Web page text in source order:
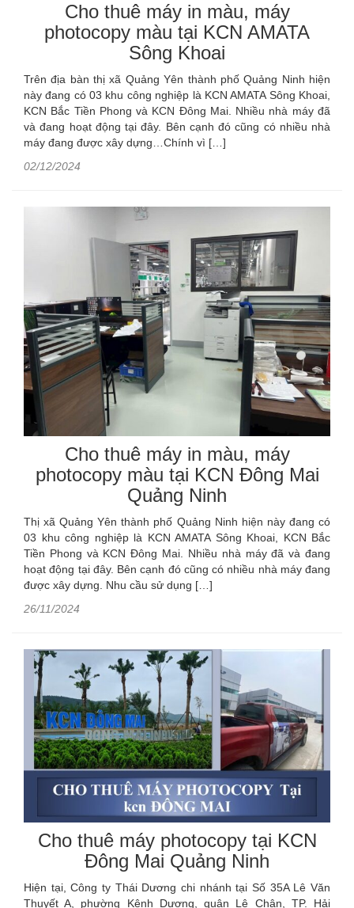
Cho thuê máy in màu, máy
photocopy màu tại KCN AMATA
Sông Khoai
Trên địa bàn thị xã Quảng Yên thành phố Quảng Ninh hiện
này đang có 03 khu công nghiệp là KCN AMATA Sông Khoai,
KCN Bắc Tiền Phong và KCN Đông Mai. Nhiều nhà máy đã
và đang hoạt động tại đây. Bên cạnh đó cũng có nhiều nhà
máy đang được xây dựng…Chính vì […]
02/12/2024
Cho thuê máy in màu, máy
photocopy màu tại KCN Đông Mai
Quảng Ninh
Thị xã Quảng Yên thành phố Quảng Ninh hiện này đang có
03 khu công nghiệp là KCN AMATA Sông Khoai, KCN Bắc
Tiền Phong và KCN Đông Mai. Nhiều nhà máy đã và đang
hoạt động tại đây. Bên cạnh đó cũng có nhiều nhà máy đang
được xây dựng. Nhu cầu sử dụng […]
26/11/2024
Cho thuê máy photocopy tại KCN
Đông Mai Quảng Ninh
Hiện tại, Công ty Thái Dương chi nhánh tại Số 35A Lê Văn
Thuyết A, phường Kênh Dương, quận Lê Chân, TP. Hải